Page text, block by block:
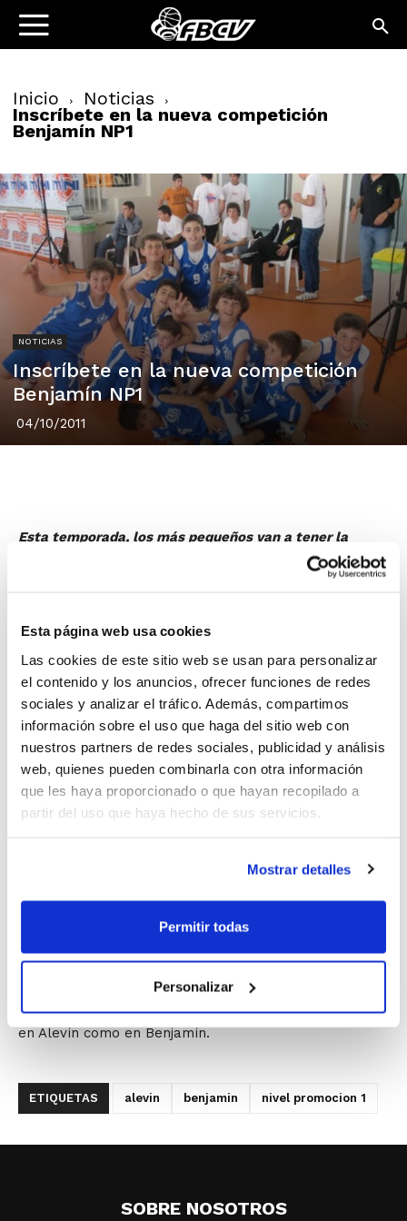
Esta página web usa cookies
Las cookies de este sitio web se usan para personalizar
el contenido y los anuncios, ofrecer funciones de redes
sociales y analizar el tráfico. Además, compartimos
información sobre el uso que haga del sitio web con
nuestros partners de redes sociales, publicidad y análisis
web, quienes pueden combinarla con otra información
que les haya proporcionado o que hayan recopilado a
partir del uso que haya hecho de sus servicios.
Mostrar detalles
Permitir todas
Personalizar
Inicio Noticias
Inscríbete en la nueva competición
Benjamín NP1
NOTICIAS
Inscríbete en la nueva competición
Benjamín NP1
04/10/2011
Esta temporada, los más pequeños van a tener la
oportunidad de disfrutar también de una competición
del prestigio de la NP1, que el año pasado ya se realizó
la categoría Benjamín.
Lacreación de la competición Benjamín NP1es una
de las principales novedades de los XXX Jocs
Esportius de la Comunitat Valenciana. Hasta ahora, las
competiciones en categoría Benjamín eran
exclusivamente de ámbito municipal o intermunicipal,
organizadas por los propios Ayuntamientos. Pero a
partir de ahora, la FBCV gestionará la competición
Benjamín NP1, quedando NP2 para el ámbito municipal
Jocs Esportius de la Comunitat Valenciana. Asimismo,
debes presentar en las oficinas de la FBCV el
documento de Solicitud de participación en NP1, tanto
en Alevín como en Benjamín.
ETIQUETAS alevin benjamin nivel promocion 1
SOBRE NOSOTROS